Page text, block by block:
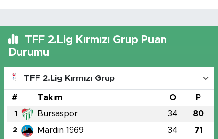
TFF 2.Lig Kırmızı Grup Puan
Durumu
TFF 2.Lig Kırmızı Grup
# Takım O P
1 Bursaspor 34 80
2 Mardin 1969 34 71